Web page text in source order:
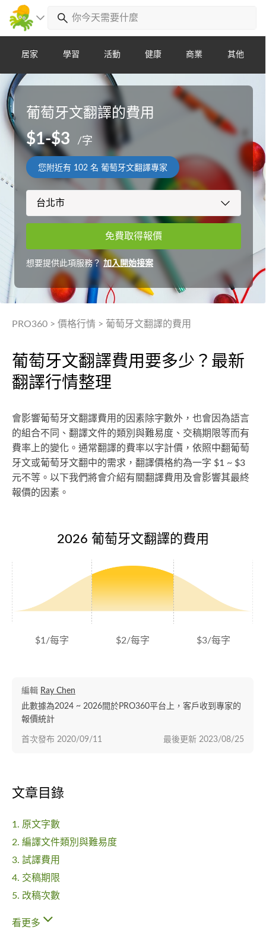
居家 學習 活動 健康 商業 其他
葡萄牙文翻譯的費用
$1-$3 /字
您附近有 102 名 葡萄牙文翻譯專家
免費取得報價
想要提供此項服務？加入開始接案
PRO360 > 價格行情 > 葡萄牙文翻譯的費用
葡萄牙文翻譯費用要多少？最新
翻譯行情整理
會影響葡萄牙文翻譯費用的因素除字數外，也會因為語言
的組合不同、翻譯文件的類別與難易度、交稿期限等而有
費率上的變化。通常翻譯的費率以字計價，依照中翻葡萄
牙文或葡萄牙文翻中的需求，翻譯價格約為一字 $1 ~ $3
元不等。以下我們將會介紹有關翻譯費用及會影響其最終
報價的因素。
2026 葡萄牙文翻譯的費用
$1/每字 $2/每字 $3/每字
編輯 Ray Chen
此數據為2024 ~ 2026間於PRO360平台上，客戶收到專家的
報價統計
最後更新 2023/08/25
首次發布 2020/09/11
文章目錄
1. 原文字數
2. 編譯文件類別與難易度
3. 試譯費用
4. 交稿期限
5. 改稿次數
看更多